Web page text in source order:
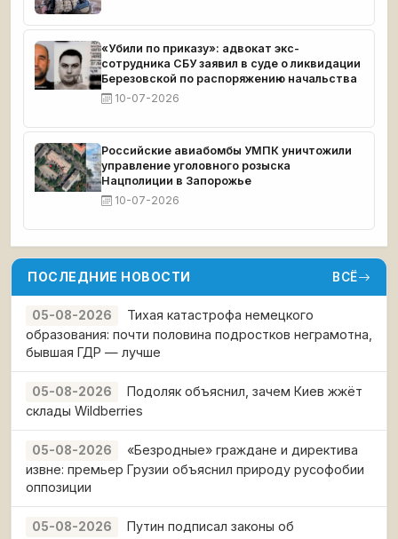
«Убили по приказу»: адвокат экс-
сотрудника СБУ заявил в суде о ликвидации
Березовской по распоряжению начальства
10-07-2026
Российские авиабомбы УМПК уничтожили
управление уголовного розыска
Нацполиции в Запорожье
10-07-2026
ПОСЛЕДНИЕ НОВОСТИ ВСЁ
05-08-2026
Тихая катастрофа немецкого
образования: почти половина подростков неграмотна,
бывшая ГДР — лучше
05-08-2026
Подоляк объяснил, зачем Киев жжёт
склады Wildberries
05-08-2026
«Безродные» граждане и директива
извне: премьер Грузии объяснил природу русофобии
оппозиции
05-08-2026
Путин подписал законы об